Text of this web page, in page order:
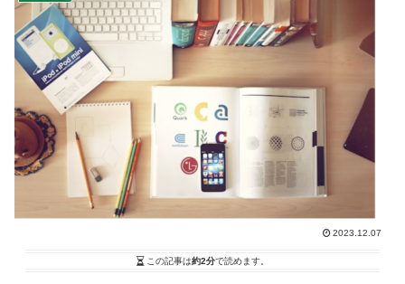
2023.12.07
この記事は約2分で読めます。